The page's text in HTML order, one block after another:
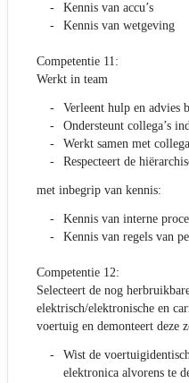
Kennis van accu’s
Kennis van wetgeving
Competentie 11:
Werkt in team
Verleent hulp en advies
Ondersteunt collega’s
Werkt samen met
Respecteert de
met inbegrip van kennis:
Kennis van interne
Kennis van regels van
Competentie 12:
Selecteert de nog
elektrisch/elektronische en
voertuig en demonteert deze
Wist de
elektronica alvorens te